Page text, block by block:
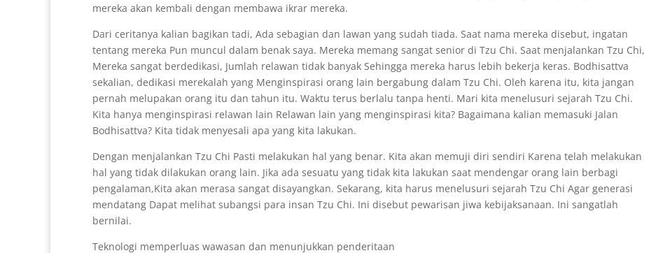
mereka akan kembali dengan membawa ikrar mereka.
Dari ceritanya kalian bagikan tadi, Ada sebagian dan lawan yang sudah tiada. Saat nama mereka disebut, ingatan
tentang mereka Pun muncul dalam benak saya. Mereka memang sangat senior di Tzu Chi. Saat menjalankan Tzu Chi,
Mereka sangat berdedikasi, Jumlah relawan tidak banyak Sehingga mereka harus lebih bekerja keras. Bodhisattva
sekalian, dedikasi merekalah yang Menginspirasi orang lain bergabung dalam Tzu Chi. Oleh karena itu, kita jangan
pernah melupakan orang itu dan tahun itu. Waktu terus berlalu tanpa henti. Mari kita menelusuri sejarah Tzu Chi.
Kita hanya menginspirasi relawan lain Relawan lain yang menginspirasi kita? Bagaimana kalian memasuki Jalan
Bodhisattva? Kita tidak menyesali apa yang kita lakukan.
Dengan menjalankan Tzu Chi Pasti melakukan hal yang benar. Kita akan memuji diri sendiri Karena telah melakukan
hal yang tidak dilakukan orang lain. Jika ada sesuatu yang tidak kita lakukan saat mendengar orang lain berbagi
pengalaman,Kita akan merasa sangat disayangkan. Sekarang, kita harus menelusuri sejarah Tzu Chi Agar generasi
mendatang Dapat melihat subangsi para insan Tzu Chi. Ini disebut pewarisan jiwa kebijaksanaan. Ini sangatlah
bernilai.
Teknologi memperluas wawasan dan menunjukkan penderitaan